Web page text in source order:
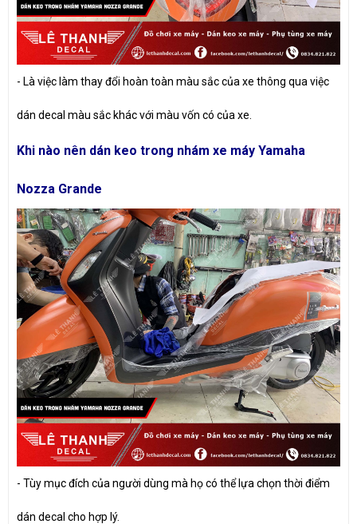
- Là việc làm thay đổi hoàn toàn màu sắc của xe thông qua việc
dán decal màu sắc khác với màu vốn có của xe.
Khi nào nên dán keo trong nhám xe máy Yamaha
Nozza Grande
- Tùy mục đích của người dùng mà họ có thể lựa chọn thời điểm
dán decal cho hợp lý.